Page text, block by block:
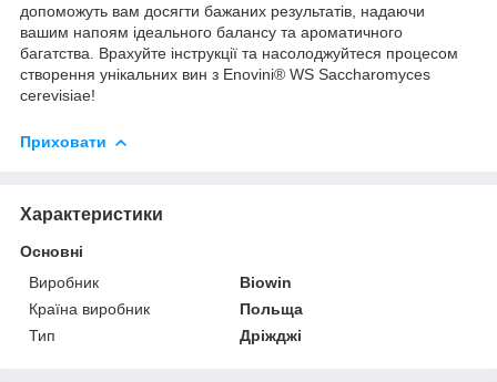
допоможуть вам досягти бажаних результатів, надаючи
вашим напоям ідеального балансу та ароматичного
багатства. Врахуйте інструкції та насолоджуйтеся процесом
створення унікальних вин з Enovini® WS Saccharomyces
cerevisiae!
Приховати
Характеристики
Основні
Виробник
Biowin
Країна виробник
Польща
Тип
Дріжджі